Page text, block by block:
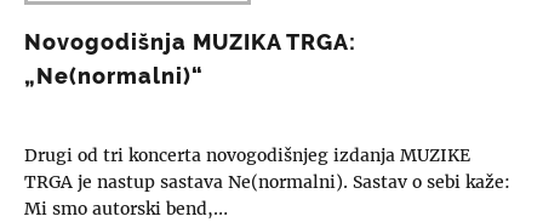
Novogodišnja MUZIKA TRGA:
„Ne(normalni)“
Drugi od tri koncerta novogodišnjeg izdanja MUZIKE
TRGA je nastup sastava Ne(normalni). Sastav o sebi kaže:
Mi smo autorski bend,…